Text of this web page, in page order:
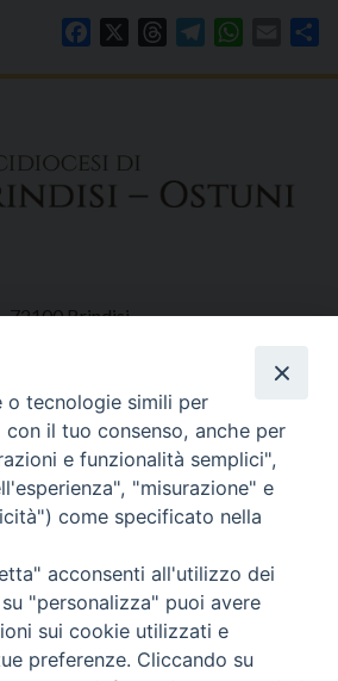
FacebookThreadsTelegram Email
72100 Brindisi
9 - 13
ore 9 - 13
WebMail
o tecnologie simili per
il tuo consenso, anche per
e funzionalità semplici",
"misurazione" e
come specificato nella
acconsenti all'utilizzo dei
"personalizza" puoi avere
sui cookie utilizzati e
preferenze. Cliccando su